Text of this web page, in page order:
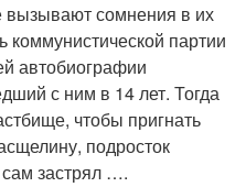
вызывают сомнения в их
коммунистической партии
автобиографии
с ним в 14 лет. Тогда
чтобы пригнать
подросток
застрял ….